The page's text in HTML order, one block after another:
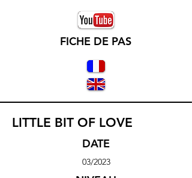
FICHE DE PAS
LITTLE BIT OF LOVE
DATE
03/2023